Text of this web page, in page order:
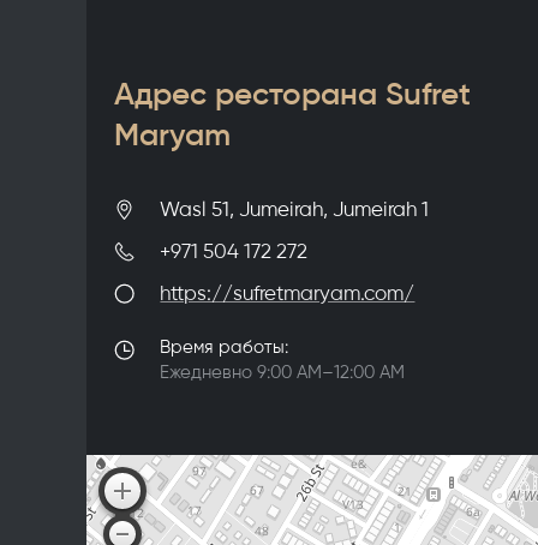
Адрес ресторана Sufret
Maryam
Wasl 51, Jumeirah, Jumeirah 1
+971 504 172 272
https://sufretmaryam.com/
Время работы:
Ежедневно 9:00 AM–12:00 AM